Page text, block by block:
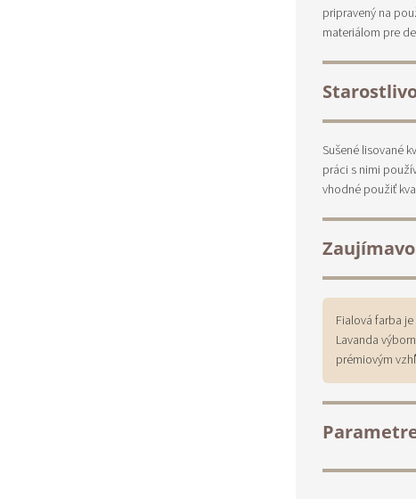
pripravený na
materiálom pre
Sušené lisované
práci s nimi
vhodné použiť
Fialová farba
Lavanda
prémiovým